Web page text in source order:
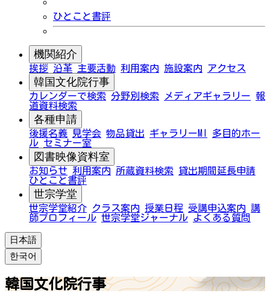
ひとこと書評
機関紹介
挨拶 沿革 主要活動 利用案内 施設案内 アクセス
韓国文化院行事
カレンダーで検索 分野別検索 メディアギャラリー 報
道資料検索
各種申請
後援名義 見学会 物品貸出 ギャラリーMI
多目的ホー
ル セミナー室
図書映像資料室
お知らせ 利用案内 所蔵資料検索
貸出期間延長申請
ひとこと書評
世宗学堂
世宗学堂紹介 クラス案内 授業日程 受講申込案内 講
師プロフィール 世宗学堂ジャーナル よくある質問
日本語
한국어
韓国文化院行事